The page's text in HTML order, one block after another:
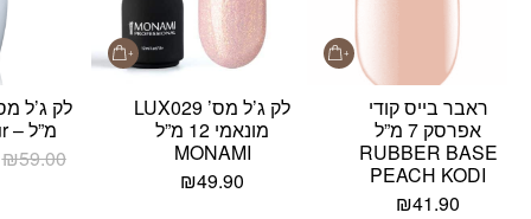
ראבר בייס קודי
אפרסק 7 מ”ל
RUBBER BASE
PEACH KODI
₪41.90
לק ג’ל מס’ LUX029
מונאמי 12 מ”ל
MONAMI
₪49.90
מ”ל – Glamour
₪59.00